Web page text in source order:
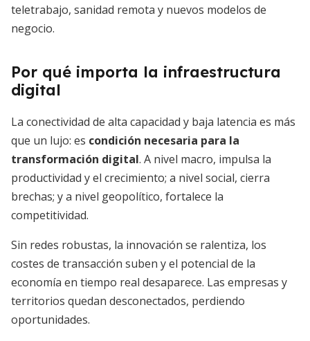
teletrabajo, sanidad remota y nuevos modelos de
negocio.
Por qué importa la infraestructura
digital
La conectividad de alta capacidad y baja latencia es más
que un lujo: es condición necesaria para la
transformación digital. A nivel macro, impulsa la
productividad y el crecimiento; a nivel social, cierra
brechas; y a nivel geopolítico, fortalece la
competitividad.
Sin redes robustas, la innovación se ralentiza, los
costes de transacción suben y el potencial de la
economía en tiempo real desaparece. Las empresas y
territorios quedan desconectados, perdiendo
oportunidades.